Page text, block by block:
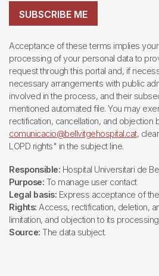
SUBSCRIBE ME
Acceptance of these terms implies
processing of your personal data to
request through this portal and, if
necessary arrangements with public
involved in the process, and their
mentioned automated file. You may
rectification, cancellation, and objection
comunicacio@bellvitgehospital.cat,
LOPD rights" in the subject line.
Responsible: Hospital Universitari de
Purpose: To manage user contact
Legal basis: Express acceptance of
Rights: Access, rectification, deletion,
limitation, and objection to its
Source: The data subject.